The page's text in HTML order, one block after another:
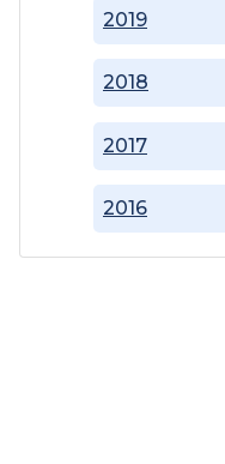
2016
2017
2018
2019